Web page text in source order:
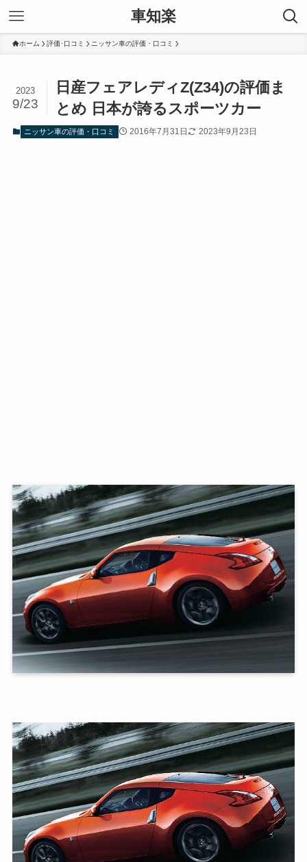
車知楽
ホーム 評価･口コミ ニッサン車の評価・口コミ
日産フェアレディZ(Z34)の評価ま
とめ 日本が誇るスポーツカー
2023
9/23
ニッサン車の評価・口コミ 2016年7月31日 2023年9月23日